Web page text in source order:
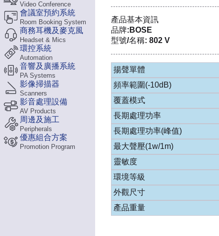
Video Conference
會議室預約系統
Room Booking System
商務耳機及麥克風
Headset & Mics
環控系統
Automation
音響及廣播系統
PA Systems
影像掃描器
Scanners
影音處理設備
AV Products
周邊及施工
Peripherals
優惠組合方案
Promotion Program
產品基本資訊
品牌:BOSE
型號/名稱: 802 V
揚聲單體
頻率範圍(-10dB)
覆蓋模式
長期處理功率
長期處理功率(峰值)
最大聲壓(1w/1m)
靈敏度
環境等級
外觀尺寸
產品重量